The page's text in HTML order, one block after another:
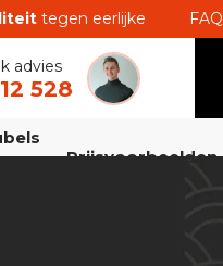
tegen eerlijke
FAQ
advies
528
Prijsvoorbeelden